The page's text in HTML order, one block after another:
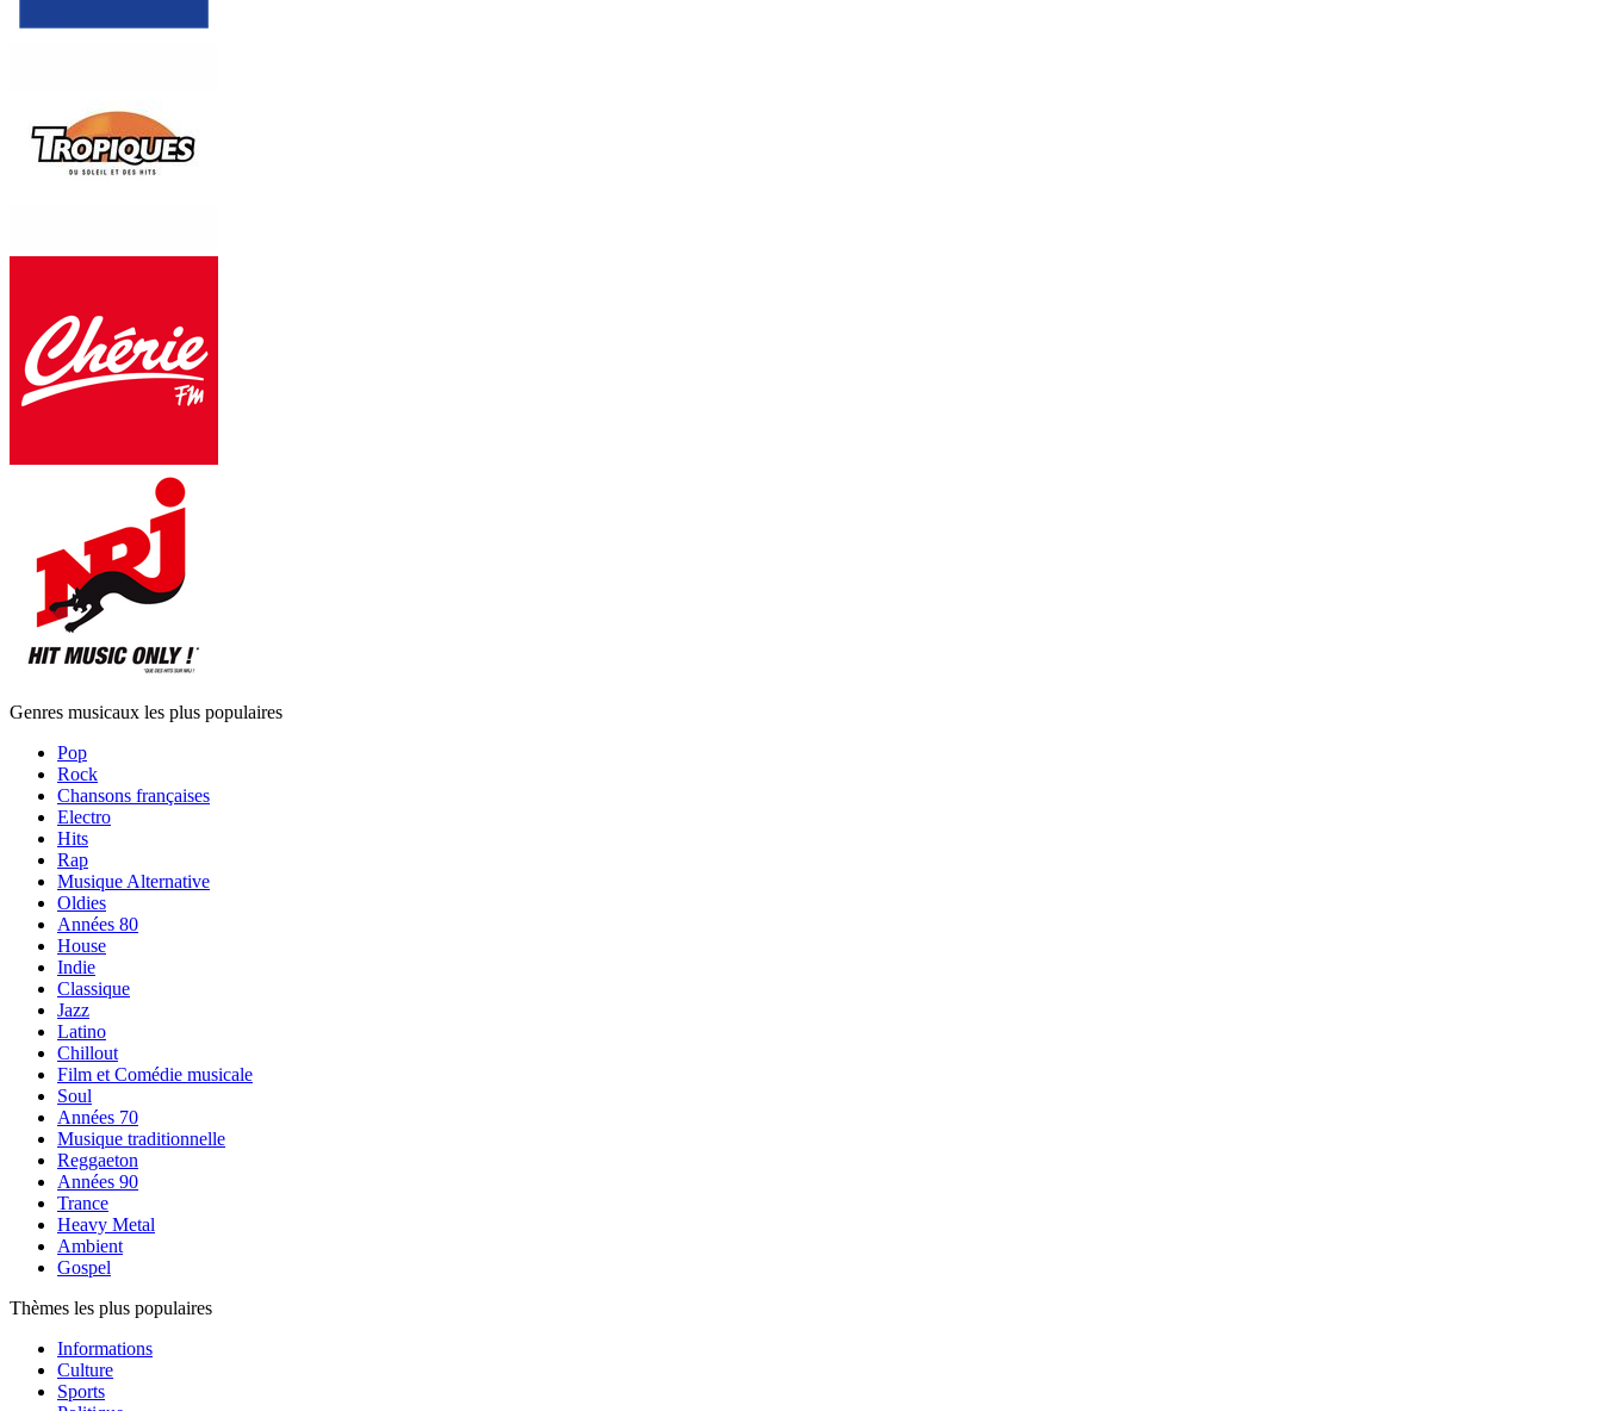
Genres musicaux les plus populaires
Pop
Rock
Chansons françaises
Electro
Hits
Rap
Musique Alternative
Oldies
Années 80
House
Indie
Classique
Jazz
Latino
Chillout
Film et Comédie musicale
Soul
Années 70
Musique traditionnelle
Reggaeton
Années 90
Trance
Heavy Metal
Ambient
Gospel
Thèmes les plus populaires
Informations
Culture
Sports